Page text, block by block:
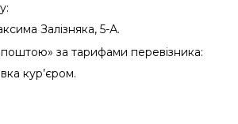
Залізняка, 5-А.
за тарифами перевізника:
кур’єром.